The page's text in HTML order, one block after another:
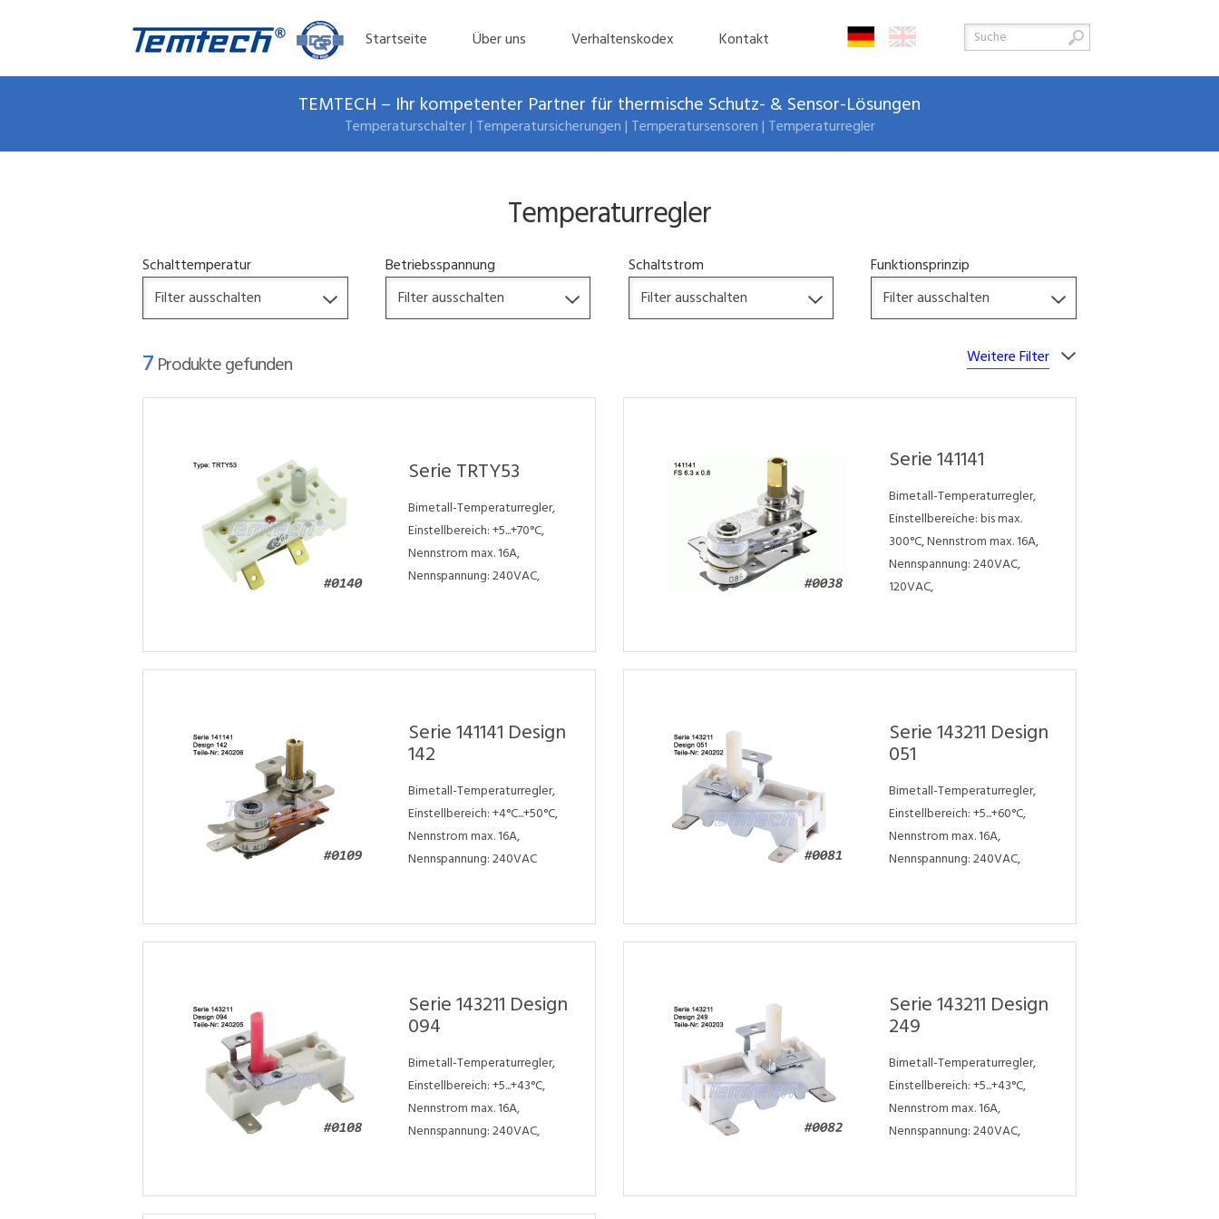
Startseite Über uns Verhaltenskodex Kontakt
TEMTECH – Ihr kompetenter Partner für thermische Schutz- & Sensor-Lösungen
Temperaturschalter | Temperatursicherungen | Temperatursensoren | Temperaturregler
Temperaturregler
Schalttemperatur Betriebsspannung Schaltstrom Funktionsprinzip
7Produkte gefunden Weitere Filter
Serie TRTY53
Bimetall-Temperaturregler,
Einstellbereich: +5...+70°C,
Nennstrom max. 16A,
Nennspannung: 240VAC,
Serie 141141
Bimetall-Temperaturregler,
Einstellbereiche: bis max.
300°C, Nennstrom max. 16A,
Nennspannung: 240VAC,
120VAC,
Serie 141141 Design
142
Bimetall-Temperaturregler,
Einstellbereich: +4°C...+50°C,
Nennstrom max. 16A,
Nennspannung: 240VAC
Serie 143211 Design
051
Bimetall-Temperaturregler,
Einstellbereich: +5...+60°C,
Nennstrom max. 16A,
Nennspannung: 240VAC,
Serie 143211 Design
094
Bimetall-Temperaturregler,
Einstellbereich: +5...+43°C,
Nennstrom max. 16A,
Nennspannung: 240VAC,
Serie 143211 Design
249
Bimetall-Temperaturregler,
Einstellbereich: +5...+43°C,
Nennstrom max. 16A,
Nennspannung: 240VAC,